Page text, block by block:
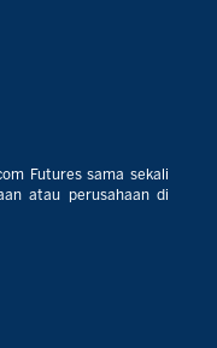
Futures sama sekali
atau perusahaan di